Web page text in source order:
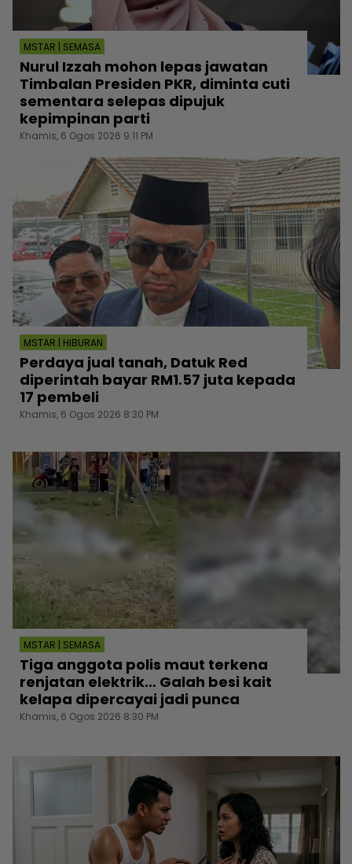
MSTAR | SEMASA
Nurul Izzah mohon lepas jawatan
Timbalan Presiden PKR, diminta cuti
sementara selepas dipujuk
kepimpinan parti
Khamis, 6 Ogos 2026 9:11 PM
MSTAR | HIBURAN
Perdaya jual tanah, Datuk Red
diperintah bayar RM1.57 juta kepada
17 pembeli
Khamis, 6 Ogos 2026 8:30 PM
MSTAR | SEMASA
Tiga anggota polis maut terkena
renjatan elektrik… Galah besi kait
kelapa dipercayai jadi punca
Khamis, 6 Ogos 2026 8:30 PM